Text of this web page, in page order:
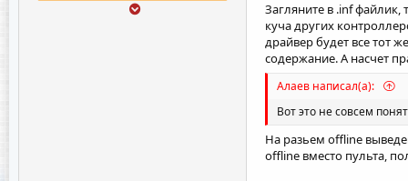
Загляните в .inf файлик,
куча других
драйвер будет все тот
содержание. А насчет
Алаев написал(а):
Вот это не совсем
На разьем offline
offline вместо пульта,